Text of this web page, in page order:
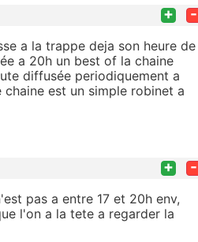
+ -
a la trappe deja son heure de
a 20h un best of la chaine
diffusée periodiquement a
est un simple robinet a
+ -
pas a entre 17 et 20h env,
l'on a la tete a regarder la